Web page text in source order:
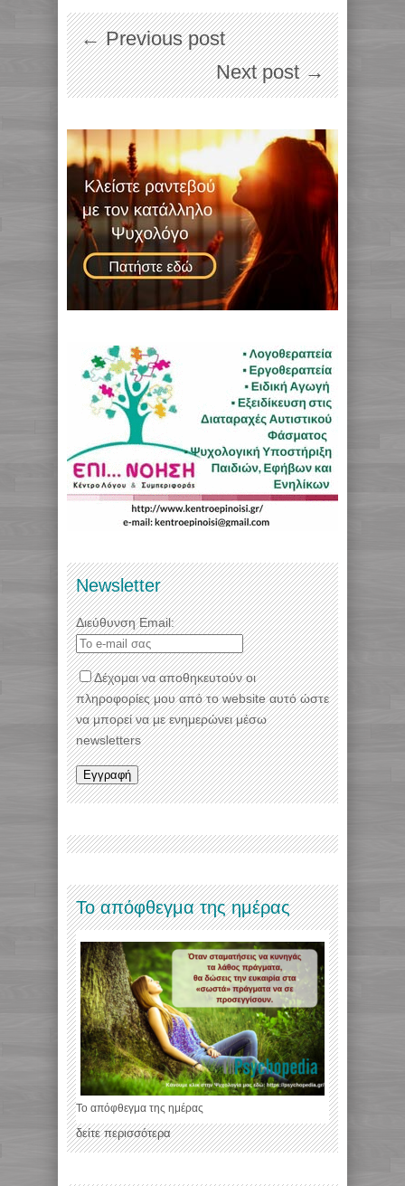
← Previous post
Next post →
Newsletter
Διεύθυνση Email:
Δέχομαι να αποθηκευτούν οι
πληροφορίες μου από το website αυτό ώστε
να μπορεί να με ενημερώνει μέσω
newsletters
Το απόφθεγμα της ημέρας
Το απόφθεγμα της ημέρας
δείτε περισσότερα